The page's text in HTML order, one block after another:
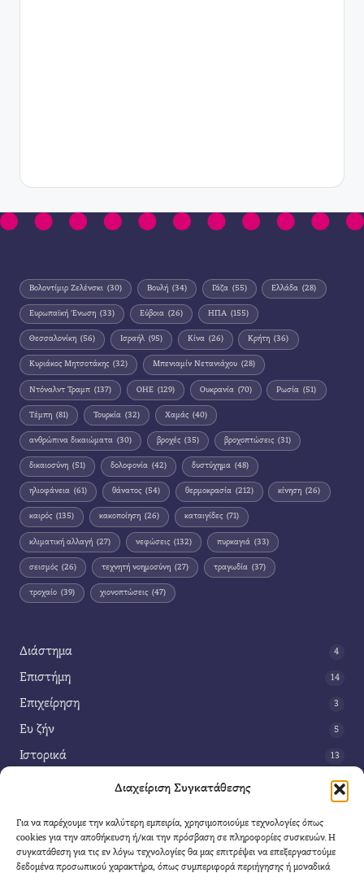
Διαχείριση Συγκατάθεσης
Για να παρέχουμε την καλύτερη εμπειρία, χρησιμοποιούμε τεχνολογίες όπως
cookies για την αποθήκευση ή/και την πρόσβαση σε πληροφορίες συσκευών. Η
συγκατάθεση για τις εν λόγω τεχνολογίες θα μας επιτρέψει να επεξεργαστούμε
δεδομένα προσωπικού χαρακτήρα, όπως συμπεριφορά περιήγησης ή μοναδικά
Βολοντίμιρ Ζελένσκι (30) Βουλή (34) Γάζα (55) Ελλάδα (28)
Ευρωπαϊκή Ένωση (33) Εύβοια (26) ΗΠΑ (155)
Θεσσαλονίκη (56) Ισραήλ (95) Κίνα (26) Κρήτη (36)
Κυριάκος Μητσοτάκης (32) Μπενιαμίν Νετανιάχου (28)
Ντόναλντ Τραμπ (137) ΟΗΕ (129) Ουκρανία (70) Ρωσία (51)
Τέμπη (81) Τουρκία (32) Χαμάς (40)
ανθρώπινα δικαιώματα (30) βροχές (35) βροχοπτώσεις (31)
δικαιοσύνη (51) δολοφονία (42) δυστύχημα (48)
ηλιοφάνεια (61) θάνατος (54) θερμοκρασία (212) κίνηση (26)
καιρός (135) κακοποίηση (26) καταιγίδες (71)
κλιματική αλλαγή (27) νεφώσεις (132) πυρκαγιά (33)
σεισμός (26) τεχνητή νοημοσύνη (27) τραγωδία (37)
τροχαίο (39) χιονοπτώσεις (47)
Διάστημα 4
Επιστήμη 14
Επιχείρηση 3
Ευ ζήν 5
Ιστορικά 13
42
Τέχνη 3
Τεχνολογία